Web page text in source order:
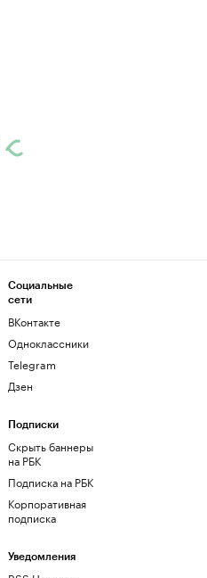
Социальные
сети
ВКонтакте
Одноклассники
Telegram
Дзен
Подписки
Скрыть баннеры
на РБК
Подписка на РБК
Корпоративная
подписка
Уведомления